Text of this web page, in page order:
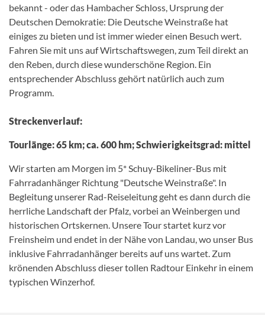
bekannt - oder das Hambacher Schloss, Ursprung der
Deutschen Demokratie: Die Deutsche Weinstraße hat
einiges zu bieten und ist immer wieder einen Besuch wert.
Fahren Sie mit uns auf Wirtschaftswegen, zum Teil direkt an
den Reben, durch diese wunderschöne Region. Ein
entsprechender Abschluss gehört natürlich auch zum
Programm.
Streckenverlauf:
Tourlänge: 65 km; ca. 600 hm; Schwierigkeitsgrad: mittel
Wir starten am Morgen im 5* Schuy-Bikeliner-Bus mit
Fahrradanhänger Richtung "Deutsche Weinstraße". In
Begleitung unserer Rad-Reiseleitung geht es dann durch die
herrliche Landschaft der Pfalz, vorbei an Weinbergen und
historischen Ortskernen. Unsere Tour startet kurz vor
Freinsheim und endet in der Nähe von Landau, wo unser Bus
inklusive Fahrradanhänger bereits auf uns wartet. Zum
krönenden Abschluss dieser tollen Radtour Einkehr in einem
typischen Winzerhof.